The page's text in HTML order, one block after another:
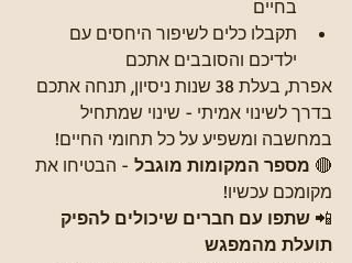
בחיים
תקבלו כלים לשיפור היחסים עם
ילדיכם והסובבים אתכם
אפרת, בעלת 38 שנות ניסיון, תנחה אתכם
בדרך לשינוי אמיתי - שינוי שמתחיל
במחשבה ומשפיע על כל תחומי החיים!
🔴 מספר המקומות מוגבל - הבטיחו את
מקומכם עכשיו!
📲 שתפו עם חברים שיכולים להפיק
תועלת מהמפגש